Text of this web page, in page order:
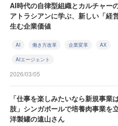
AI時代の自律型組織とカルチャー
アトラシアンに学ぶ、新しい「経
生む企業価値
AI 働き方改革 企業変革 AX
AIエージェント
2026/03/05
「仕事を楽しみたいなら新規事業
肢」シンガポールで培養肉事業を
洋製罐の遠山さん